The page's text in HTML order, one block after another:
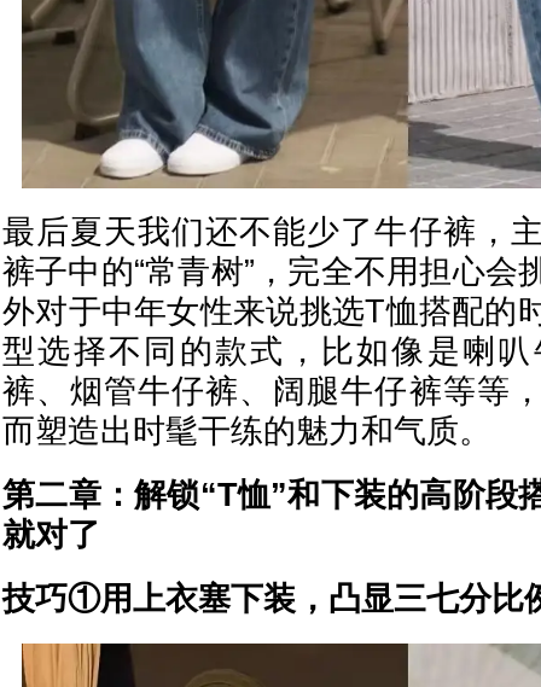
最后夏天我们还不能少了牛仔裤，
裤子中的“常青树”，完全不用担心会
外对于中年女性来说挑选T恤搭配的
型选择不同的款式，比如像是喇
裤、烟管牛仔裤、阔腿牛仔裤等等
而塑造出时髦干练的魅力和气质。
第二章：解锁“T恤”和下装的高阶段
就对了
技巧①用上衣塞下装，凸显三七分比